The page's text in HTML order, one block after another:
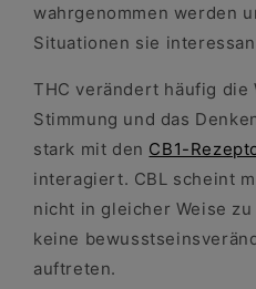
wahrgenommen werden
Situationen sie
THC verändert häufig die
Stimmung und das
stark mit den CB1-
interagiert. CBL scheint
nicht in gleicher Weise
keine
auftreten.